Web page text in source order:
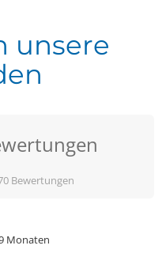
unsere
Bewertungen
Monaten